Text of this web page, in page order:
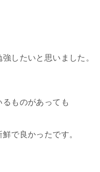
したいと思いました。
ものがあっても
で良かったです。